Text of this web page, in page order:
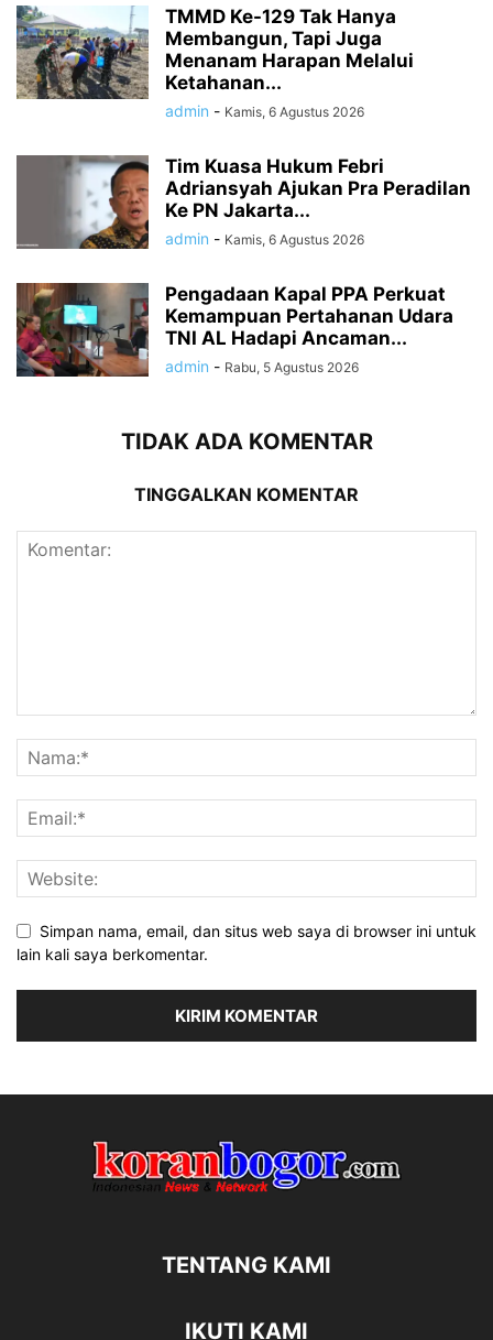
TMMD Ke-129 Tak Hanya
Membangun, Tapi Juga
Menanam Harapan Melalui
Ketahanan...
admin - Kamis, 6 Agustus 2026
Tim Kuasa Hukum Febri
Adriansyah Ajukan Pra Peradilan
Ke PN Jakarta...
admin - Kamis, 6 Agustus 2026
Pengadaan Kapal PPA Perkuat
Kemampuan Pertahanan Udara
TNI AL Hadapi Ancaman...
admin - Rabu, 5 Agustus 2026
TIDAK ADA KOMENTAR
TINGGALKAN KOMENTAR
Simpan nama, email, dan situs web saya di browser ini untuk
lain kali saya berkomentar.
TENTANG KAMI
IKUTI KAMI